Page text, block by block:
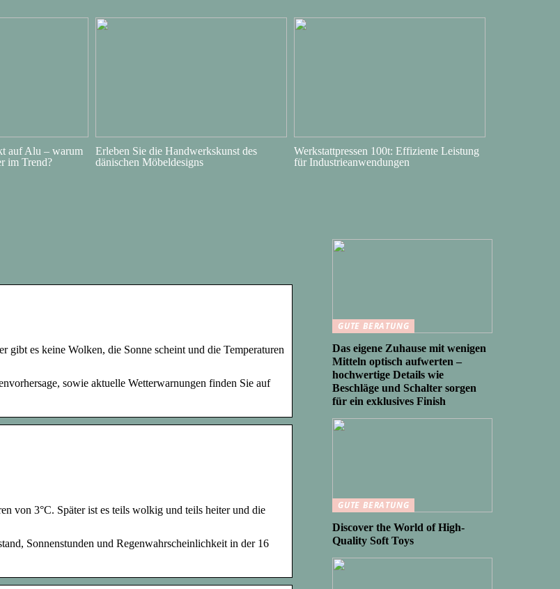
auf Alu – warum
im Trend?
Erleben Sie die Handwerkskunst des
dänischen Möbeldesigns
Werkstattpressen 100t: Effiziente Leistung
für Industrieanwendungen
gibt es keine Wolken, die Sonne scheint und die Temperaturen
sowie aktuelle Wetterwarnungen finden Sie auf
von 3°C. Später ist es teils wolkig und teils heiter und die
Sonnenstunden und Regenwahrscheinlichkeit in der 16
GUTE BERATUNG
Das eigene Zuhause mit wenigen
Mitteln optisch aufwerten –
hochwertige Details wie
Beschläge und Schalter sorgen
für ein exklusives Finish
GUTE BERATUNG
Discover the World of High-
Quality Soft Toys